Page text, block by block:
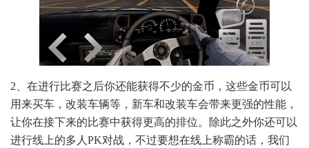
2、在进行比赛之后你还能获得不少的金币，这些金币可以
用来买车，改装车辆等，新车和改装车会带来更强的性能，
让你在接下来的比赛中获得更高的排位。除此之外你还可以
进行线上的多人PK对战，不过要想在线上称霸的话，我们